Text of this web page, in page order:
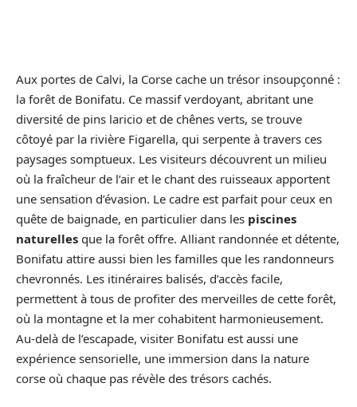
Aux portes de Calvi, la Corse cache un trésor insoupçonné :
la forêt de Bonifatu. Ce massif verdoyant, abritant une
diversité de pins laricio et de chênes verts, se trouve
côtoyé par la rivière Figarella, qui serpente à travers ces
paysages somptueux. Les visiteurs découvrent un milieu
où la fraîcheur de l’air et le chant des ruisseaux apportent
une sensation d’évasion. Le cadre est parfait pour ceux en
quête de baignade, en particulier dans les piscines
naturelles que la forêt offre. Alliant randonnée et détente,
Bonifatu attire aussi bien les familles que les randonneurs
chevronnés. Les itinéraires balisés, d’accès facile,
permettent à tous de profiter des merveilles de cette forêt,
où la montagne et la mer cohabitent harmonieusement.
Au-delà de l’escapade, visiter Bonifatu est aussi une
expérience sensorielle, une immersion dans la nature
corse où chaque pas révèle des trésors cachés.